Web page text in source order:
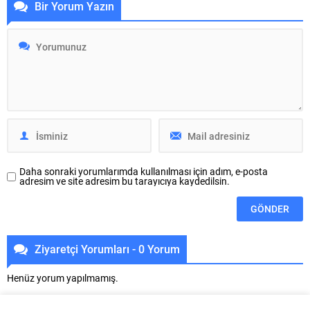
ve eğlence dolu etkinliklerde
buluşturdu. Büyükşehir Belediyesi
Dairesi Başkanlığı
vekaleten...
felsefeye çok büyük katkılar da
Bir Yorum Yazın
Daha sonraki yorumlarımda kullanılması için adım, e-posta
adresim ve site adresim bu tarayıcıya kaydedilsin.
Ziyaretçi Yorumları - 0 Yorum
Henüz yorum yapılmamış.